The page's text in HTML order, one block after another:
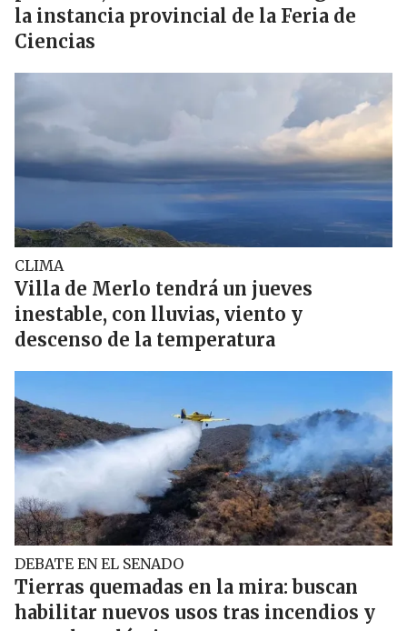
la instancia provincial de la Feria de
Ciencias
CLIMA
Villa de Merlo tendrá un jueves
inestable, con lluvias, viento y
descenso de la temperatura
DEBATE EN EL SENADO
Tierras quemadas en la mira: buscan
habilitar nuevos usos tras incendios y